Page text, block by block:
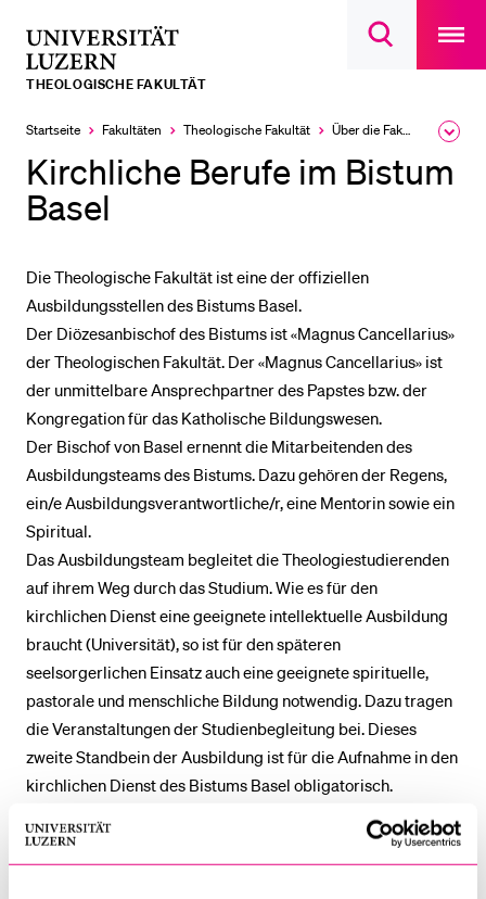
Suchdialog
main
THEOLOGISCHE FAKULTÄT
Startseite Fakultäten Theologische Fakultät Über die Fakultät
Kirchliche Berufe im Bistum
Basel
Die Theologische Fakultät ist eine der offiziellen
Ausbildungsstellen des Bistums Basel.
Der Diözesanbischof des Bistums ist «Magnus Cancellarius»
der Theologischen Fakultät. Der «Magnus Cancellarius» ist
der unmittelbare Ansprechpartner des Papstes bzw. der
Kongregation für das Katholische Bildungswesen.
Der Bischof von Basel ernennt die Mitarbeitenden des
Ausbildungsteams des Bistums. Dazu gehören der Regens,
ein/e Ausbildungsverantwortliche/r, eine Mentorin sowie ein
Spiritual.
Das Ausbildungsteam begleitet die Theologiestudierenden
auf ihrem Weg durch das Studium. Wie es für den
kirchlichen Dienst eine geeignete intellektuelle Ausbildung
braucht (Universität), so ist für den späteren
seelsorgerlichen Einsatz auch eine geeignete spirituelle,
pastorale und menschliche Bildung notwendig. Dazu tragen
die Veranstaltungen der Studienbegleitung bei. Dieses
zweite Standbein der Ausbildung ist für die Aufnahme in den
kirchlichen Dienst des Bistums Basel obligatorisch.
Seminar St. Beat
LETZTE SUCHEN
Sie haben noch keine Suche getätigt.
Schulklassen und Lehrpersonen
Studien­interessierte
Forschende
Mitarbeitende
Alumni
Stellensuchende
Förderer
Medien
BELIEBTE INHALTE
Vorlesungsverzeichnis
Bibliothek
Sportangebot
Menuplan Mensa
Anmeldung und Zulassung